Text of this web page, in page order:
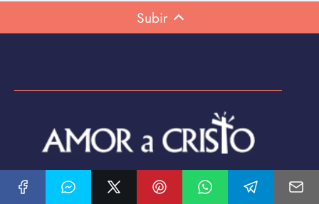
Subir
❀ Cuanto comprendes que Dios está contigo, ya no importa quien